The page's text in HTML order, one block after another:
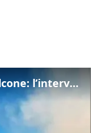
Incendio tra Duino e Monfalcone: l’intervento dei vigili del fuoco